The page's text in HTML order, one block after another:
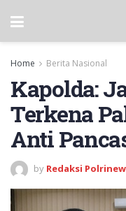
Home Berita Nasional
Kapolda:
Terkena
Anti
by Redaksi